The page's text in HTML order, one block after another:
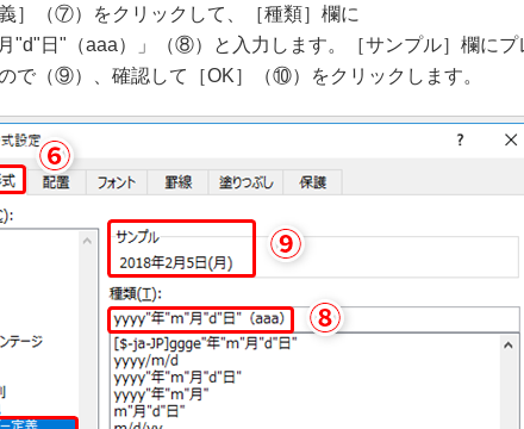
義］（⑦）をクリックして、［種類］欄に
月"d"日"（aaa）」（⑧）と入力します。［サンプル］欄にプ
で（⑨）、確認して［OK］（⑩）をクリックします。